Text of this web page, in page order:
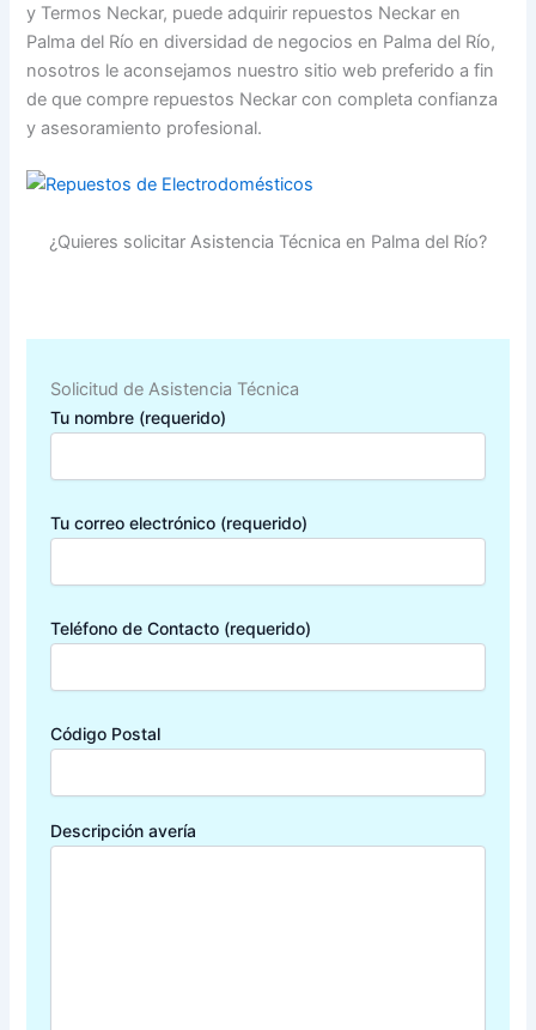
y Termos Neckar, puede adquirir repuestos Neckar en
Palma del Río en diversidad de negocios en Palma del Río,
nosotros le aconsejamos nuestro sitio web preferido a fin
de que compre repuestos Neckar con completa confianza
y asesoramiento profesional.
¿Quieres solicitar Asistencia Técnica en Palma del Río?
Solicitud de Asistencia Técnica
Tu nombre (requerido)
Tu correo electrónico (requerido)
Teléfono de Contacto (requerido)
Código Postal
Descripción avería